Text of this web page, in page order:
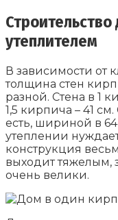
утеплителем
В зависимости от
толщина стен
разной. Стена в 1
1,5 кирпича – 41
есть, шириной в
утеплении
конструкция
выходит тяжелым,
очень велики.